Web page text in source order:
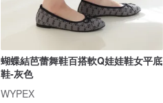
蝴蝶結芭蕾舞鞋百搭軟Q娃娃鞋女平底
鞋-灰色
WYPEX